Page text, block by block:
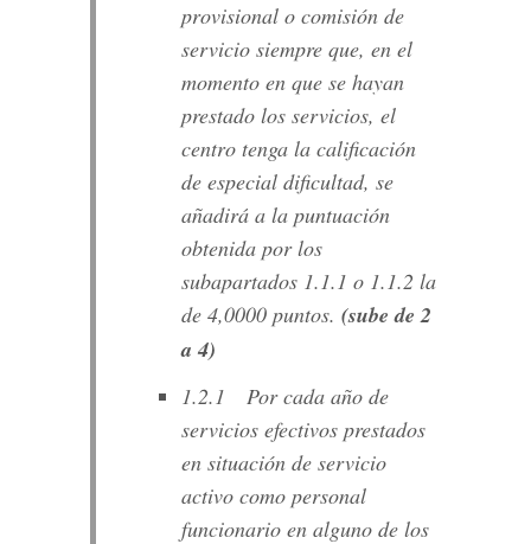
provisional o comisión de
servicio siempre que, en el
momento en que se hayan
prestado los servicios, el
centro tenga la calificación
de especial dificultad, se
añadirá a la puntuación
obtenida por los
subapartados 1.1.1 o 1.1.2 la
de 4,0000 puntos. (sube de 2
a 4)
1.2.1 Por cada año de
servicios efectivos prestados
en situación de servicio
activo como personal
funcionario en alguno de los